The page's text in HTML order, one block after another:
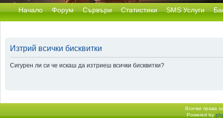
Начало Форум Сървъри Статистики SMS Услуги
Изтрий всички бисквитки
Сигурен ли си че искаш да изтриеш всички бисквитки?
Всички права
Powered by